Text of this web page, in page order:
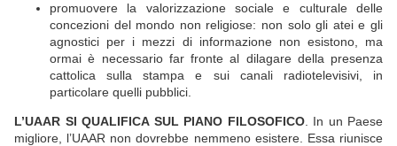
promuovere la valorizzazione sociale e culturale delle
concezioni del mondo non religiose: non solo gli atei e gli
agnostici per i mezzi di informazione non esistono, ma
ormai è necessario far fronte al dilagare della presenza
cattolica sulla stampa e sui canali radiotelevisivi, in
particolare quelli pubblici.
L’UAAR SI QUALIFICA SUL PIANO FILOSOFICO. In un Paese
migliore, l’UAAR non dovrebbe nemmeno esistere. Essa riunisce